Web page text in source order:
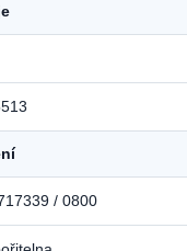
/ 0800